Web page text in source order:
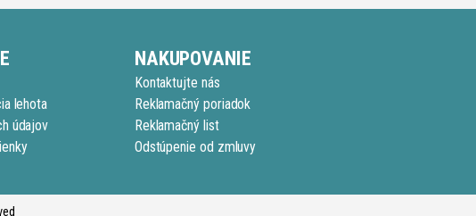
lehota
údajov
NAKUPOVANIE
Kontaktujte nás
Reklamačný poriadok
Reklamačný list
Odstúpenie od zmluvy